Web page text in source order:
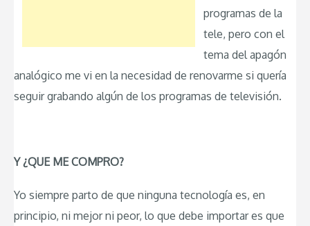
programas de la
tele, pero con el
tema del apagón
analógico me vi en la necesidad de renovarme si quería
seguir grabando algún de los programas de televisión.
Y ¿QUE ME COMPRO?
Yo siempre parto de que ninguna tecnología es, en
principio, ni mejor ni peor, lo que debe importar es que